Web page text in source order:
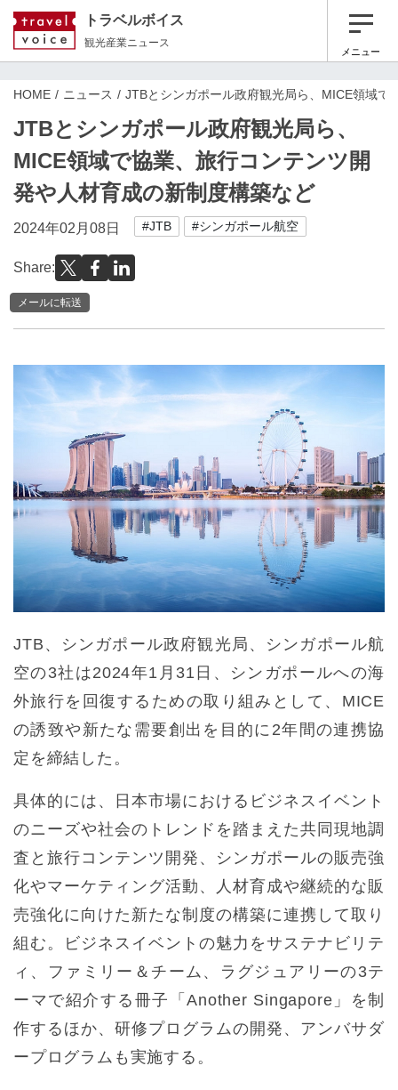
トラベルボイス
観光産業ニュース
メニュー
HOME ニュース JTBとシンガポール政府観光局ら、MICE領域
JTBとシンガポール政府観光局ら、
MICE領域で協業、旅行コンテンツ開
発や人材育成の新制度構築など
2024年02月08日 #JTB #シンガポール航空
Share:
メールに転送
JTB、シンガポール政府観光局、シンガポール航
空の3社は2024年1月31日、シンガポールへの海
外旅行を回復するための取り組みとして、MICE
の誘致や新たな需要創出を目的に2年間の連携協
定を締結した。
具体的には、日本市場におけるビジネスイベント
のニーズや社会のトレンドを踏まえた共同現地調
査と旅行コンテンツ開発、シンガポールの販売強
化やマーケティング活動、人材育成や継続的な販
売強化に向けた新たな制度の構築に連携して取り
組む。ビジネスイベントの魅力をサステナビリテ
ィ、ファミリー＆チーム、ラグジュアリーの3テ
ーマで紹介する冊子「Another Singapore」を制
作するほか、研修プログラムの開発、アンバサダ
ープログラムも実施する。